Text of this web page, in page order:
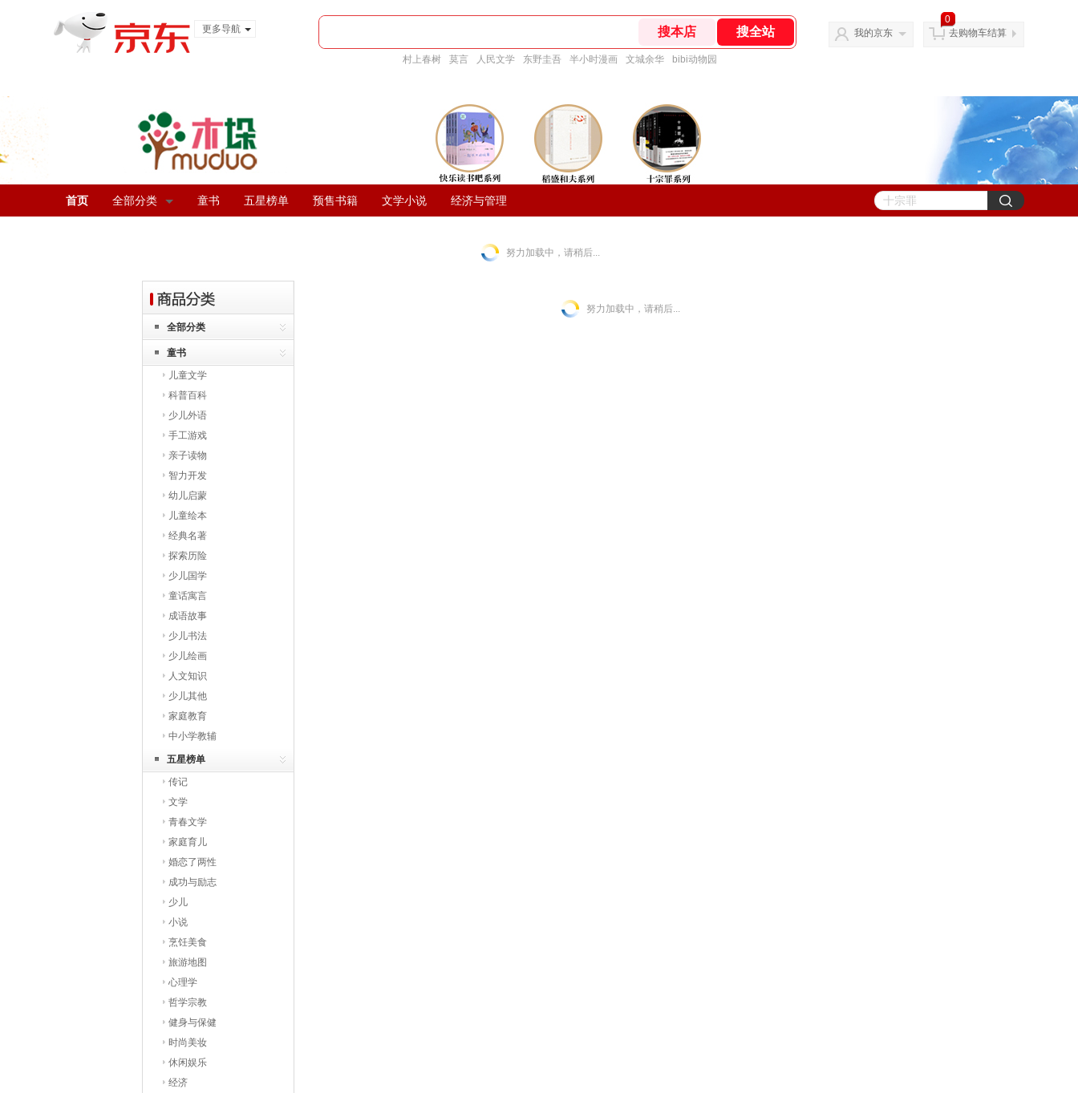
更多导航
村上春树 莫言 人民文学 东野圭吾 半小时漫画 文城余华 bibi动物园
我的京东
0
去购物车结算
首页 全部分类 童书 五星榜单 预售书籍 文学小说 经济与管理
努力加载中，请稍后...
全部分类
童书
儿童文学
科普百科
少儿外语
手工游戏
亲子读物
智力开发
幼儿启蒙
儿童绘本
经典名著
探索历险
少儿国学
童话寓言
成语故事
少儿书法
少儿绘画
人文知识
少儿其他
家庭教育
中小学教辅
五星榜单
传记
文学
青春文学
家庭育儿
婚恋了两性
成功与励志
少儿
小说
烹饪美食
旅游地图
心理学
哲学宗教
健身与保健
时尚美妆
休闲娱乐
经济
努力加载中，请稍后...